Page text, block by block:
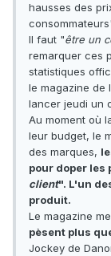
hausses des
Il faut "être un
remarquer ces
statistiques
le magazine de
lancer jeudi un
Au moment où
leur budget, le
des marques,
pour doper les
client". L'un
produit.
Le magazine
pèsent plus
Jockey de